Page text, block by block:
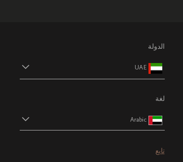
الدولة
UAE
لغة
Arabic
تابع